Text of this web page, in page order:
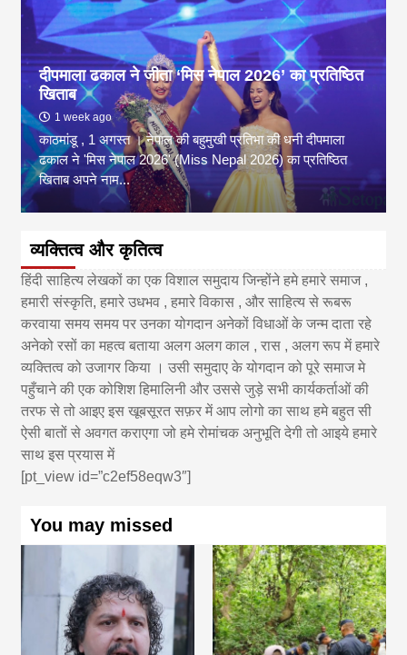
दीपमाला ढकाल ने जीता ‘मिस नेपाल 2026’ का प्रतिष्ठित
खिताब
1 week ago
काठमांडू , 1 अगस्त । नेपाल की बहुमुखी प्रतिभा की धनी दीपमाला
ढकाल ने 'मिस नेपाल 2026' (Miss Nepal 2026) का प्रतिष्ठित
खिताब अपने नाम...
व्यक्तित्व और कृतित्व
हिंदी साहित्य लेखकों का एक विशाल समुदाय जिन्होंने हमे हमारे समाज ,
हमारी संस्कृति, हमारे उधभव , हमारे विकास , और साहित्य से रूबरू
करवाया समय समय पर उनका योगदान अनेकों विधाओं के जन्म दाता रहे
अनेको रसों का महत्व बताया अलग अलग काल , रास , अलग रूप में हमारे
व्यक्तित्व को उजागर किया । उसी समुदाए के योगदान को पूरे समाज मे
पहुँचाने की एक कोशिश हिमालिनी और उससे जुड़े सभी कार्यकर्ताओं की
तरफ से तो आइए इस खूबसूरत सफ़र में आप लोगो का साथ हमे बहुत सी
ऐसी बातों से अवगत कराएगा जो हमे रोमांचक अनुभूति देगी तो आइये हमारे
साथ इस प्रयास में
[pt_view id=”c2ef58eqw3″]
You may missed